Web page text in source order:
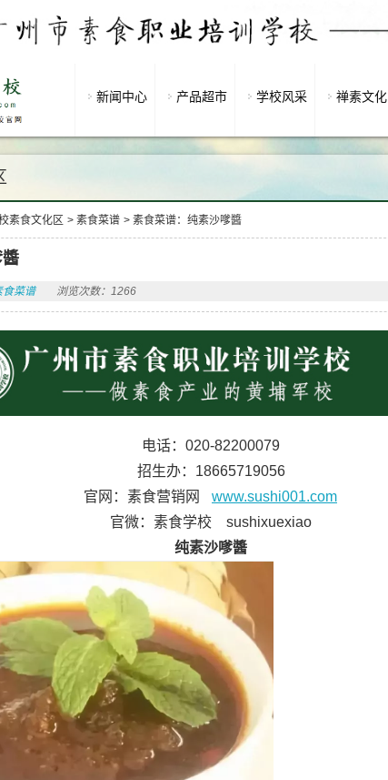
新闻中心 产品超市 学校风采 禅素文化
素食文化区 > 素食菜谱 > 素食菜谱：纯素沙嗲醬
食菜谱 浏览次数：1266
电话：020-82200079
招生办：18665719056
官网：素食营销网
www.sushi001.com
官微：素食学校 sushixuexiao
纯素沙嗲醬